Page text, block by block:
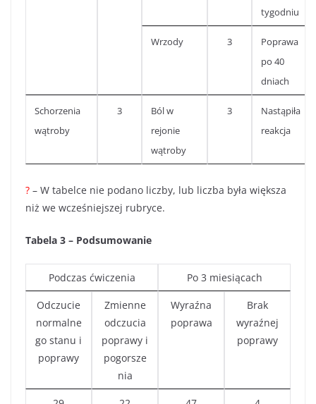
tygodniu
Wrzody 3
Poprawa
po 40
dniach
Schorzenia
wątroby
3
Ból w
rejonie
wątroby
3
Nastąpiła
reakcja
? – W tabelce nie podano liczby, lub liczba była większa
niż we wcześniejszej rubryce.
Tabela 3 – Podsumowanie
Podczas ćwiczenia Po 3 miesiącach
Odczucie
normalne
go stanu i
poprawy
Zmienne
odczucia
poprawy i
pogorsze
nia
Wyraźna
poprawa
Brak
wyraźnej
poprawy